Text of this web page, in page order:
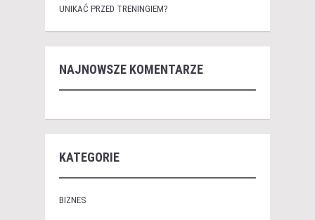
UNIKAĆ PRZED TRENINGIEM?
NAJNOWSZE KOMENTARZE
KATEGORIE
BIZNES